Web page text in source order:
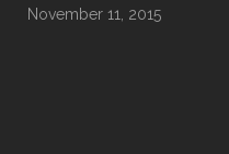
November 11, 2015